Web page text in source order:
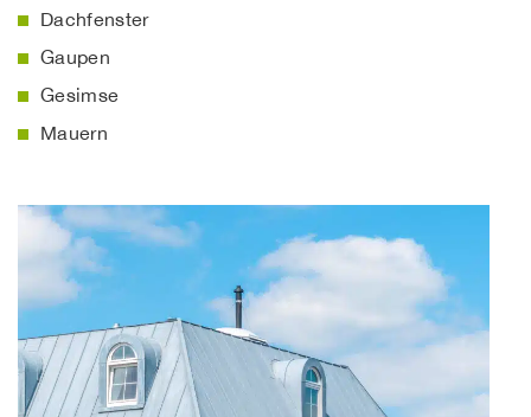
Dachfenster
Gaupen
Gesimse
Mauern